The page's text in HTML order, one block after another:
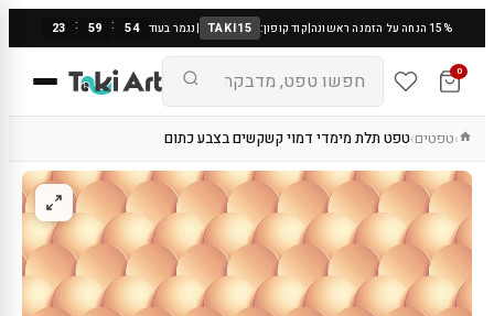
15% הנחה על הזמנה ראשונה |קוד קופון: TAKI15
|נגמר בעוד 23 : 59 : 53
0
›טפטים›טפט תלת מימדי דמוי קשקשים בצבע כתום